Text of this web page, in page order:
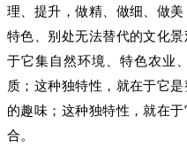
理、提升，做精、做细、做
特色、别处无法替代的文化
于它集自然环境、特色农业
质；这种独特性，就在于它
的趣味；这种独特性，就在
合。